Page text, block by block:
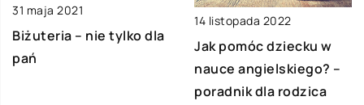
31 maja 2021
Biżuteria – nie tylko dla
pań
14 listopada 2022
Jak pomóc dziecku w
nauce angielskiego? –
poradnik dla rodzica